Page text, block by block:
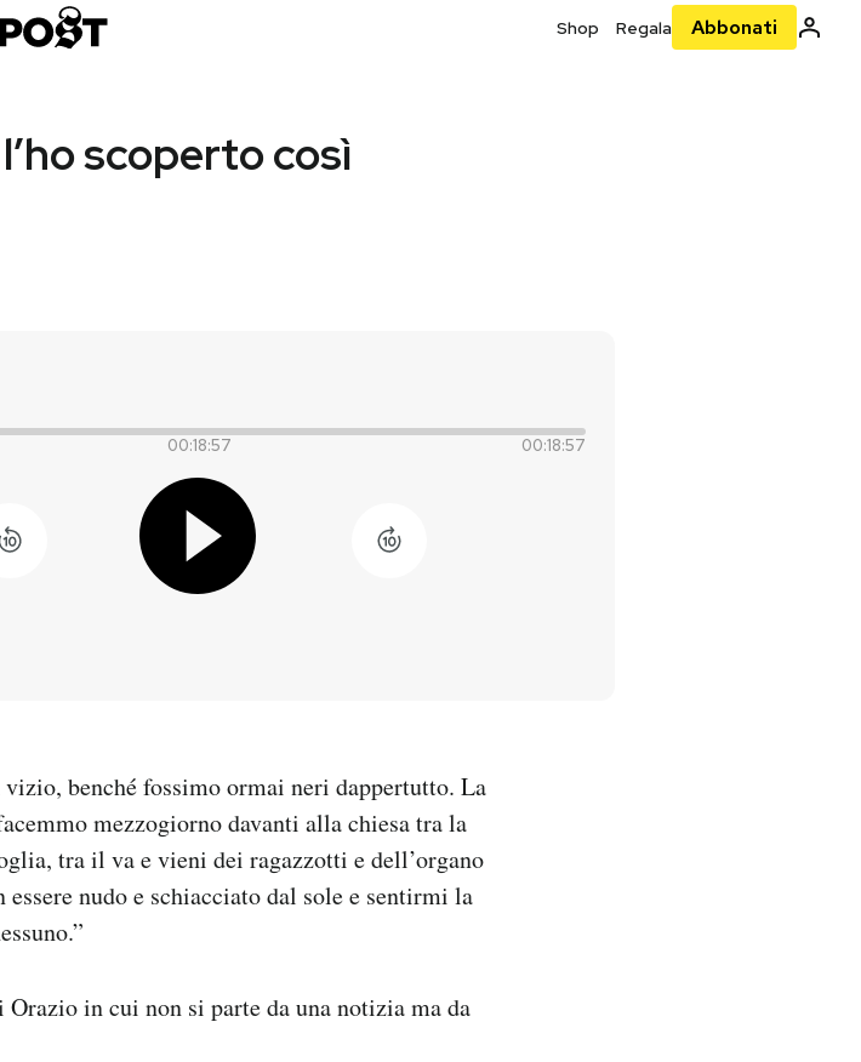
Shop Regala Abbonati
scoperto così
00:18:57 00:18:57
vizio, benché fossimo ormai neri dappertutto. La
mezzogiorno davanti alla chiesa tra la
tra il va e vieni dei ragazzotti e dell’organo
nudo e schiacciato dal sole e sentirmi la
in cui non si parte da una notizia ma da